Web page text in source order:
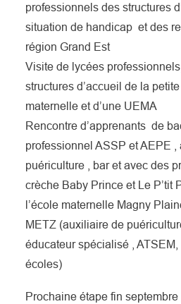
professionnels des structures
situation de handicap et des
région Grand Est
Visite de lycées
structures d’accueil de la
maternelle et d’une UEMA
Rencontre d’apprenants de
professionnel ASSP et AEPE
puériculture , bar et avec des
crèche Baby Prince et Le P’tit
l’école maternelle Magny
METZ (auxiliaire de
éducateur spécialisé ,
écoles)
Prochaine étape fin